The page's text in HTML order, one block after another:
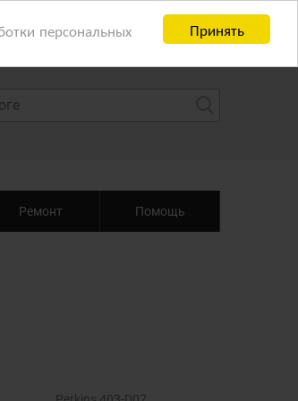
Принять
персональных
Ремонт Помощь